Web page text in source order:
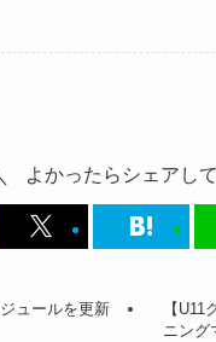
よかったらシェアして
ュールを更新
【
ニング